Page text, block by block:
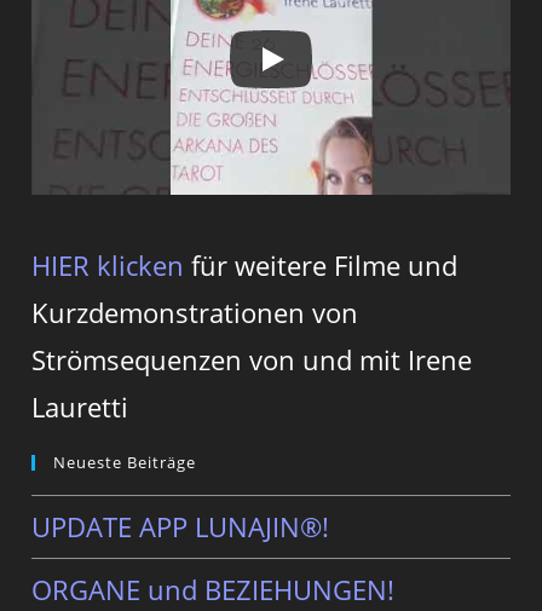
HIER klicken für weitere Filme und
Kurzdemonstrationen von
Strömsequenzen von und mit Irene
Lauretti
Neueste Beiträge
UPDATE APP LUNAJIN®!
ORGANE und BEZIEHUNGEN!